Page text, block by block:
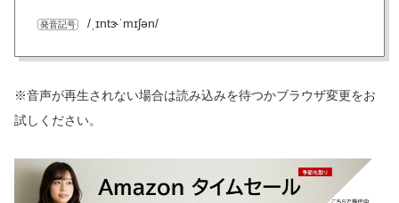
発音記号 /ˌɪntɝˈmɪʃən/
※音声が再生されない場合は読み込みを待つかブラウザ変更をお
試しください。